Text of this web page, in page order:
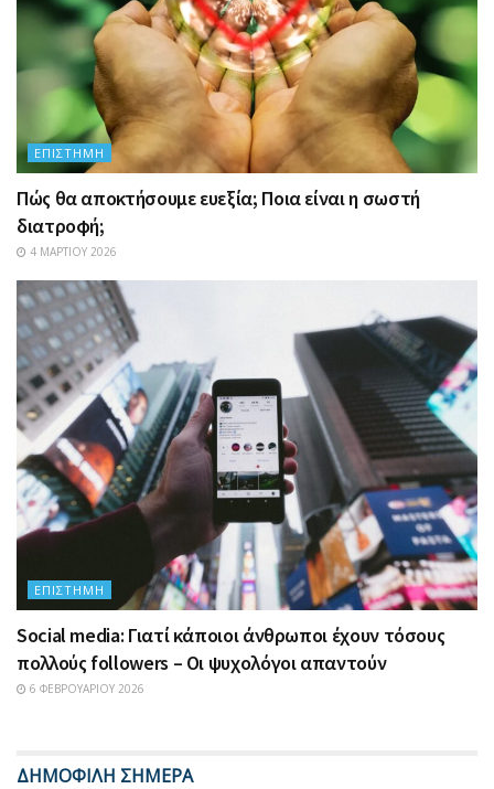
ΕΠΙΣΤΉΜΗ
Πώς θα αποκτήσουμε ευεξία; Ποια είναι η σωστή
διατροφή;
4 ΜΑΡΤΊΟΥ 2026
ΕΠΙΣΤΉΜΗ
Social media: Γιατί κάποιοι άνθρωποι έχουν τόσους
πολλούς followers – Οι ψυχολόγοι απαντούν
6 ΦΕΒΡΟΥΑΡΊΟΥ 2026
ΔΗΜΟΦΙΛΗ ΣΗΜΕΡΑ